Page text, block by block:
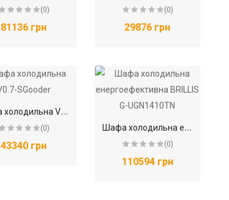
(0)
81136 грн
(0)
29876 грн
Ш
афа холодильна V0.7-SGooder
(0)
43340 грн
Ш
афа холодильна енергоефективна BRILLIS G-UGN1410TN
(0)
110594 грн